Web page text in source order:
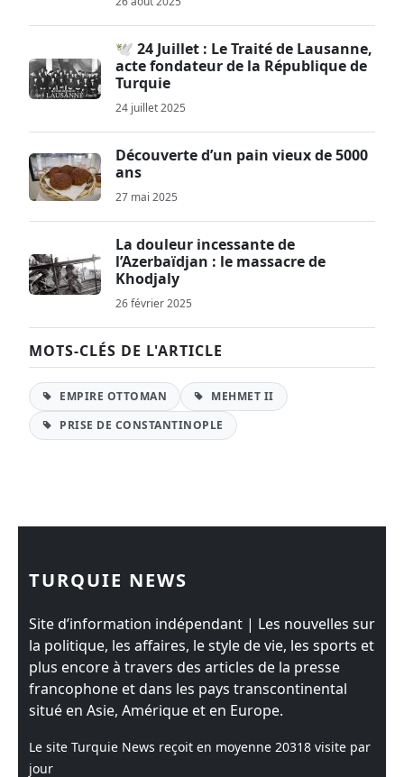
🕊️ 24 Juillet : Le Traité de Lausanne,
acte fondateur de la République de
Turquie
24 juillet 2025
Découverte d’un pain vieux de 5000
ans
27 mai 2025
La douleur incessante de
l’Azerbaïdjan : le massacre de
Khodjaly
26 février 2025
MOTS-CLÉS DE L'ARTICLE
EMPIRE OTTOMAN
MEHMET II
PRISE DE CONSTANTINOPLE
TURQUIE NEWS
Site d’information indépendant | Les nouvelles sur
la politique, les affaires, le style de vie, les sports et
plus encore à travers des articles de la presse
francophone et dans les pays transcontinental
situé en Asie, Amérique et en Europe.
Le site Turquie News reçoit en moyenne 20318 visite par
jour